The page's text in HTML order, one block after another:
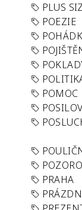
PLUS
POEZIE
POMOC
PRAHA